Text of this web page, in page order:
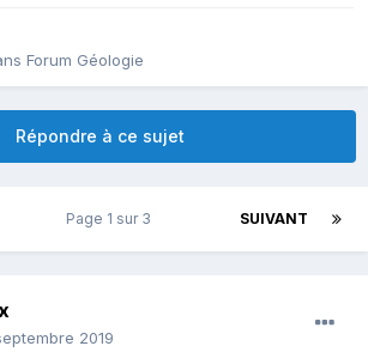
Forum Géologie
Répondre à ce sujet
SUIVANT
Page 1 sur 3
2019